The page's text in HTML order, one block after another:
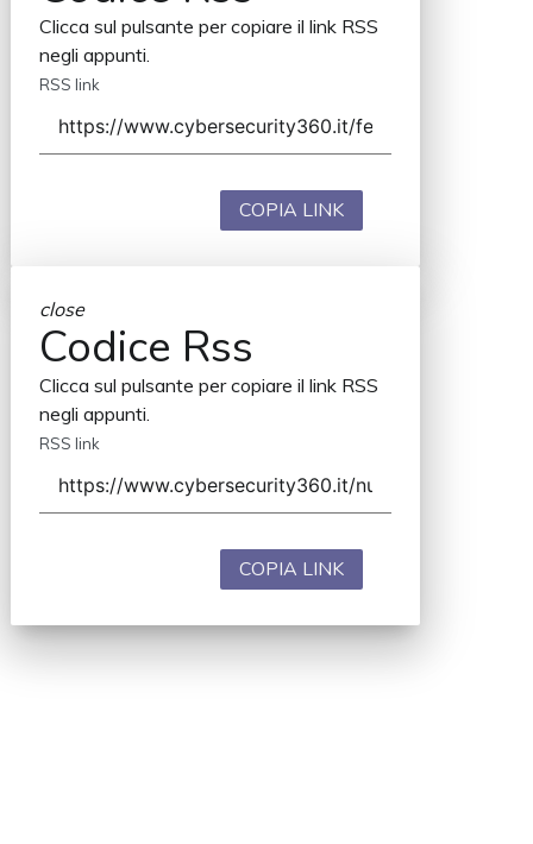
Clicca sul pulsante per copiare il link RSS
negli appunti.
RSS link
COPIA LINK
close
Codice Rss
Clicca sul pulsante per copiare il link RSS
negli appunti.
RSS link
COPIA LINK